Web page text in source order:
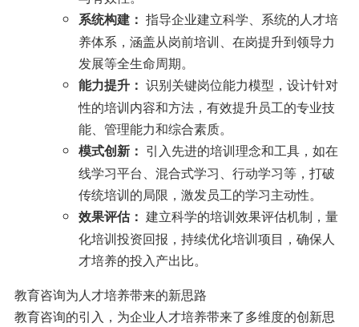
系统构建： 指导企业建立科学、系统的人才培
养体系，涵盖从岗前培训、在岗提升到领导力
发展等全生命周期。
能力提升： 识别关键岗位能力模型，设计针对
性的培训内容和方法，有效提升员工的专业技
能、管理能力和综合素质。
模式创新： 引入先进的培训理念和工具，如在
线学习平台、混合式学习、行动学习等，打破
传统培训的局限，激发员工的学习主动性。
效果评估： 建立科学的培训效果评估机制，量
化培训投资回报，持续优化培训项目，确保人
才培养的投入产出比。
教育咨询为人才培养带来的新思路
教育咨询的引入，为企业人才培养带来了多维度的创新思